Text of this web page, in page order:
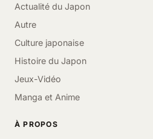
Actualité du Japon
Autre
Culture japonaise
Histoire du Japon
Jeux-Vidéo
Manga et Anime
À PROPOS